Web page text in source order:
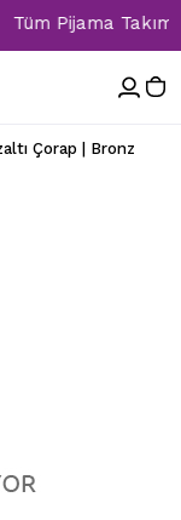
Pijama
Çorap | Bronz